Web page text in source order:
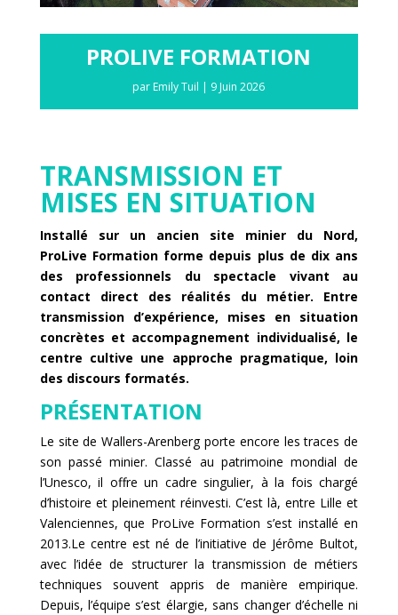
PROLIVE FORMATION
par Emily Tuil | 9 Juin 2026
TRANSMISSION ET
MISES EN SITUATION
Installé sur un ancien site minier du Nord,
ProLive Formation forme depuis plus de dix ans
des professionnels du spectacle vivant au
contact direct des réalités du métier. Entre
transmission d’expérience, mises en situation
concrètes et accompagnement individualisé, le
centre cultive une approche pragmatique, loin
des discours formatés.
PRÉSENTATION
Le site de Wallers-Arenberg porte encore les traces de
son passé minier. Classé au patrimoine mondial de
l’Unesco, il offre un cadre singulier, à la fois chargé
d’histoire et pleinement réinvesti. C’est là, entre Lille et
Valenciennes, que ProLive Formation s’est installé en
2013.Le centre est né de l’initiative de Jérôme Bultot,
avec l’idée de structurer la transmission de métiers
techniques souvent appris de manière empirique.
Depuis, l’équipe s’est élargie, sans changer d’échelle ni